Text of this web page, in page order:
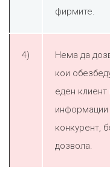
фирмите.
4)
Нема да
кои
еден
информации
конкурент,
дозвола.